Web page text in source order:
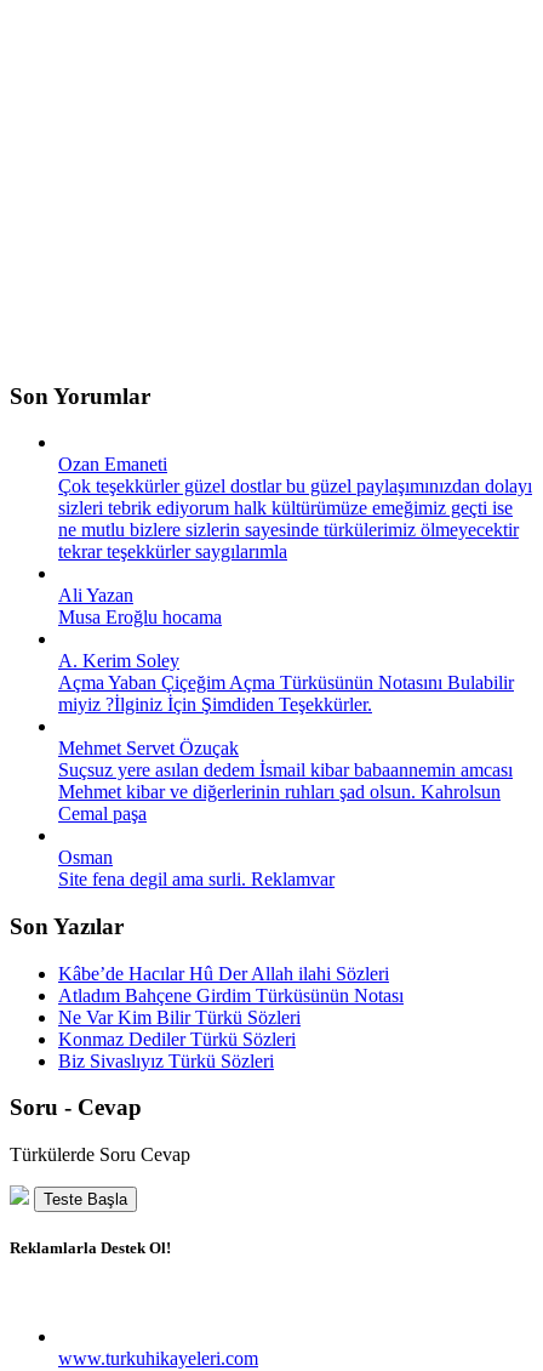
Son Yorumlar
Ozan Emaneti
Çok teşekkürler güzel dostlar bu güzel paylaşımınızdan dolayı
sizleri tebrik ediyorum halk kültürümüze emeğimiz geçti ise
ne mutlu bizlere sizlerin sayesinde türkülerimiz ölmeyecektir
tekrar teşekkürler saygılarımla
Ali Yazan
Musa Eroğlu hocama
A. Kerim Soley
Açma Yaban Çiçeğim Açma Türküsünün Notasını Bulabilir
miyiz ?İlginiz İçin Şimdiden Teşekkürler.
Mehmet Servet Özuçak
Suçsuz yere asılan dedem İsmail kibar babaannemin amcası
Mehmet kibar ve diğerlerinin ruhları şad olsun. Kahrolsun
Cemal paşa
Osman
Site fena degil ama surli. Reklamvar
Son Yazılar
Kâbe’de Hacılar Hû Der Allah ilahi Sözleri
Atladım Bahçene Girdim Türküsünün Notası
Ne Var Kim Bilir Türkü Sözleri
Konmaz Dediler Türkü Sözleri
Biz Sivaslıyız Türkü Sözleri
Soru - Cevap
Türkülerde Soru Cevap
Teste Başla
Reklamlarla Destek Ol!
www.turkuhikayeleri.com